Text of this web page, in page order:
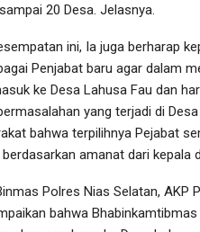
20 Desa. Jelasnya.
ini, Ia juga berharap
Penjabat baru agar dalam
ke Desa Lahusa Fau dan
yang terjadi di
bahwa terpilihnya Pejabat
amanat dari kepala
Polres Nias Selatan, AKP
bahwa